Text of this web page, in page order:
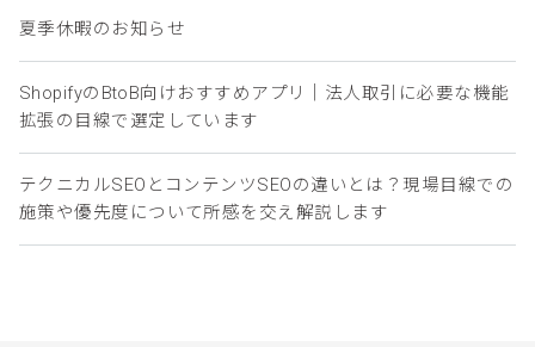
夏季休暇のお知らせ
ShopifyのBtoB向けおすすめアプリ｜法人取引に必要な機能
拡張の目線で選定しています
テクニカルSEOとコンテンツSEOの違いとは？現場目線での
施策や優先度について所感を交え解説します